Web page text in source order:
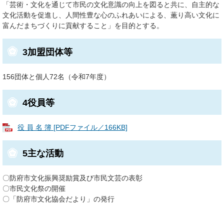
「芸術・文化を通じて市民の文化意識の向上を図ると共に、自主的な
文化活動を促進し、人間性豊な心のふれあいによる、薫り高い文化に
富んだまちづくりに貢献すること」を目的とする。
3加盟団体等
156団体と個人72名（令和7年度）
4役員等
役 員 名 簿 [PDFファイル／166KB]
5主な活動
〇防府市文化振興奨励賞及び市民文芸の表彰
〇市民文化祭の開催
〇「防府市文化協会だより」の発行